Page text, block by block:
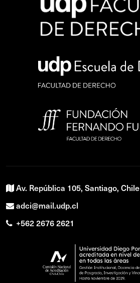
Av. República 105, Santiago, Chile
adci@mail.udp.cl
+562 2676 2621